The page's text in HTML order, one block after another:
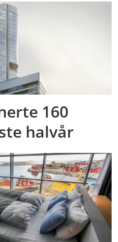
160
halvår